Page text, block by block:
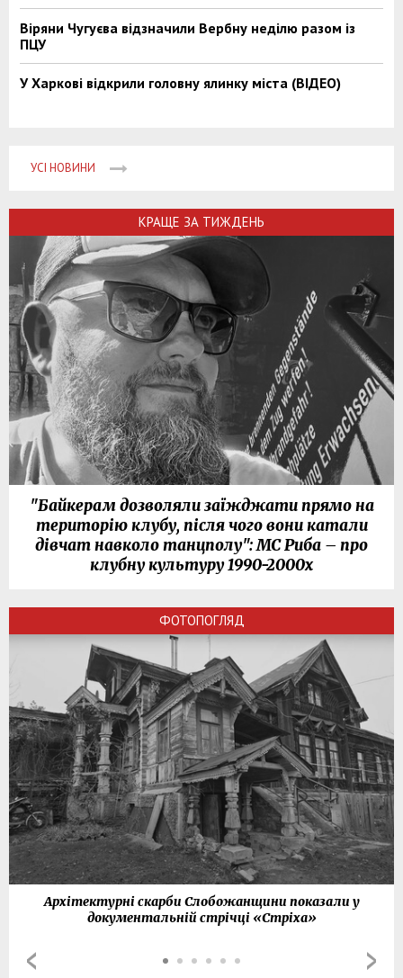
Віряни Чугуєва відзначили Вербну неділю разом із
ПЦУ
У Харкові відкрили головну ялинку міста (ВІДЕО)
УСІ НОВИНИ
КРАЩЕ ЗА ТИЖДЕНЬ
"Байкерам дозволяли заїжджати прямо на
територію клубу, після чого вони катали
дівчат навколо танцполу": МС Риба – про
клубну культуру 1990-2000х
ФОТОПОГЛЯД
Архітектурні скарби Слобожанщини показали у
документальній стрічці «Стріха»